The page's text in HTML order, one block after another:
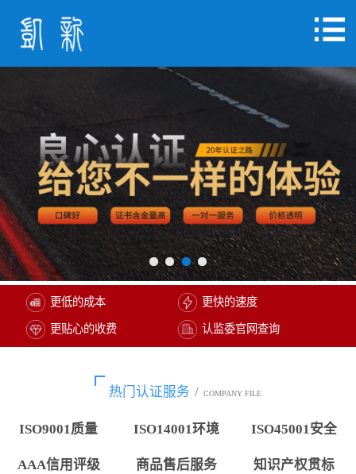
更低的成本 更快的速度
更贴心的收费 认监委官网查询
热门认证服务 / COMPANY FILE
ISO9001质量 ISO14001环境 ISO45001安全
AAA信用评级 商品售后服务 知识产权贯标